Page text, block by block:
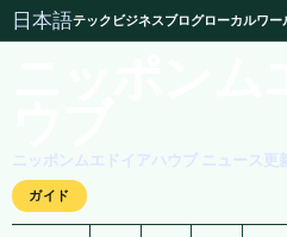
日本語テック ビジネスブログローカルワー
ニッポンムエドイアハウブ ニュース更
ガイド